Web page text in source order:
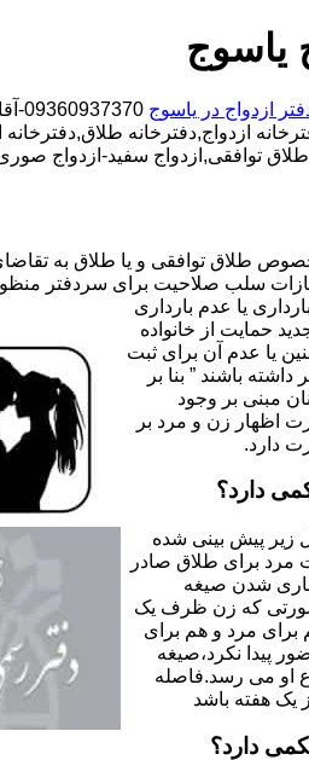
یاسوج
ازدواج در یاسوج
ازدواج,دفترخانه
توافقی,ازدواج سفید-ازدواج
سلب صلاحیت برای سردفتر
یا عدم بارداری
نمایند.( ماده ۳۱ ) ماده ۳۱ قانون جدید حمایت از خانواده
یا عدم آن برای ثبت
باشند ” بنا بر
مبنی بر وجود
اظهار زن و مرد بر
دارد.
دارد؟
زیر پیش بینی شده
برای طلاق صادر
شدن صیغه
که زن ظرف یک
برای مرد و هم برای
پیدا نکرد،صیغه
او می رسد.فاصله
یک هفته باشد
دارد؟